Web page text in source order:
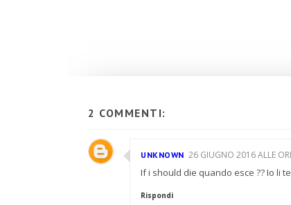
2 COMMENTI:
UNKNOWN 26 GIUGNO 2016 ALLE
If i should die quando esce ?? Io li
Rispondi